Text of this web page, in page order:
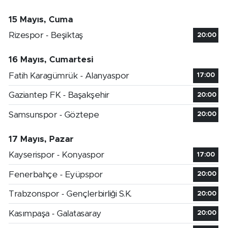
15 Mayıs, Cuma
Rizespor - Beşiktaş
20:00
16 Mayıs, Cumartesi
Fatih Karagümrük - Alanyaspor
17:00
Gaziantep FK - Başakşehir 20:00
Samsunspor - Göztepe 20:00
17 Mayıs, Pazar
Kayserispor - Konyaspor
17:00
Fenerbahçe - Eyüpspor 20:00
Trabzonspor - Gençlerbirliği S.K. 20:00
Kasımpaşa - Galatasaray 20:00